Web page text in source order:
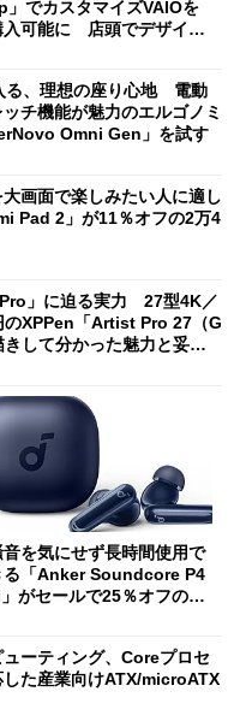
」でカスタマイズVAIOを
入可能に 店頭でデザイン
る、理想の座り心地 電動
チ機能が魅力のエルゴノミ
Omni Gen」を試す
画面で楽しみたい人に適し
Pad 2」が11％オフの2万4
」に迫る実力 27型4K／
のXPPen「Artist Pro 27（G
して分かった魅力と妥協
音を気にせず長時間使用で
る「Anker Soundcore P4
がセールで25％オフの59
ューティング、Coreプロセ
した産業向けATX/microATX